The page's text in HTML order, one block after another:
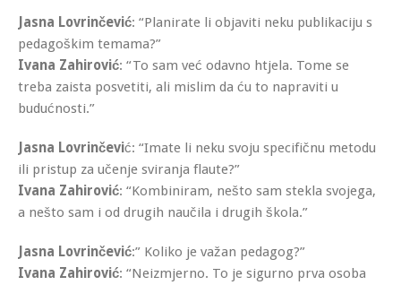
Jasna Lovrinčević: “Planirate li objaviti neku publikaciju s
pedagoškim temama?”
Ivana Zahirović: “To sam već odavno htjela. Tome se
treba zaista posvetiti, ali mislim da ću to napraviti u
budućnosti.”
Jasna Lovrinčević: “Imate li neku svoju specifičnu metodu
ili pristup za učenje sviranja flaute?”
Ivana Zahirović: “Kombiniram, nešto sam stekla svojega,
a nešto sam i od drugih naučila i drugih škola.”
Jasna Lovrinčević:” Koliko je važan pedagog?”
Ivana Zahirović: “Neizmjerno. To je sigurno prva osoba